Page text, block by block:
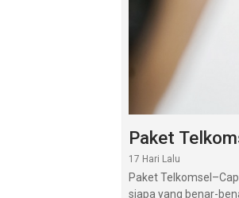
Paket
17 Hari Lalu
Paket
siapa yang benar-